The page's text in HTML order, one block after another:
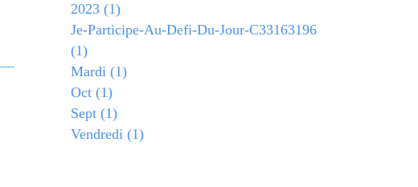
2023 (1)
Je-Participe-Au-Defi-Du-Jour-C33163196
(1)
Mardi (1)
Oct (1)
Sept (1)
Vendredi (1)